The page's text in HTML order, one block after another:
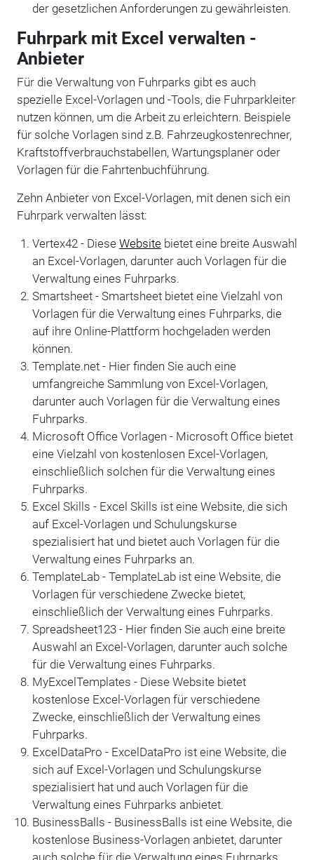
der gesetzlichen Anforderungen zu gewährleisten.
Fuhrpark mit Excel verwalten -
Anbieter
Für die Verwaltung von Fuhrparks gibt es auch
spezielle Excel-Vorlagen und -Tools, die Fuhrparkleiter
nutzen können, um die Arbeit zu erleichtern. Beispiele
für solche Vorlagen sind z.B. Fahrzeugkostenrechner,
Kraftstoffverbrauchstabellen, Wartungsplaner oder
Vorlagen für die Fahrtenbuchführung.
Zehn Anbieter von Excel-Vorlagen, mit denen sich ein
Fuhrpark verwalten lässt:
Vertex42 - Diese Websitebietet eine breite Auswahl
an Excel-Vorlagen, darunter auch Vorlagen für die
Verwaltung eines Fuhrparks.
Smartsheet - Smartsheet bietet eine Vielzahl von
Vorlagen für die Verwaltung eines Fuhrparks, die
auf ihre Online-Plattform hochgeladen werden
können.
Template.net - Hier finden Sie auch eine
umfangreiche Sammlung von Excel-Vorlagen,
darunter auch Vorlagen für die Verwaltung eines
Fuhrparks.
Microsoft Office Vorlagen - Microsoft Office bietet
eine Vielzahl von kostenlosen Excel-Vorlagen,
einschließlich solchen für die Verwaltung eines
Fuhrparks.
Excel Skills - Excel Skills ist eine Website, die sich
auf Excel-Vorlagen und Schulungskurse
spezialisiert hat und bietet auch Vorlagen für die
Verwaltung eines Fuhrparks an.
TemplateLab - TemplateLab ist eine Website, die
Vorlagen für verschiedene Zwecke bietet,
einschließlich der Verwaltung eines Fuhrparks.
Spreadsheet123 - Hier finden Sie auch eine breite
Auswahl an Excel-Vorlagen, darunter auch solche
für die Verwaltung eines Fuhrparks.
MyExcelTemplates - Diese Website bietet
kostenlose Excel-Vorlagen für verschiedene
Zwecke, einschließlich der Verwaltung eines
Fuhrparks.
ExcelDataPro - ExcelDataPro ist eine Website, die
sich auf Excel-Vorlagen und Schulungskurse
spezialisiert hat und auch Vorlagen für die
Verwaltung eines Fuhrparks anbietet.
BusinessBalls - BusinessBalls ist eine Website, die
kostenlose Business-Vorlagen anbietet, darunter
auch solche für die Verwaltung eines Fuhrparks.